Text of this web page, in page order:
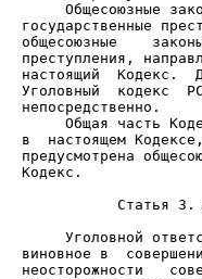
Общесоюзные
государственные
общесоюзные
преступления,
настоящий  Кодекс.
Уголовный  кодекс
Общая часть
в  настоящем
предусмотрена
Кодекс.
Статья 3.
Уголовной
виновное в
неосторожности